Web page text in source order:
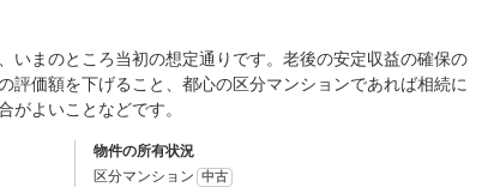
いまのところ当初の想定通りです。老後の安定収益の確保の
評価額を下げること、都心の区分マンションであれば相続に
がよいことなどです。
物件の所有状況
区分マンション 中古